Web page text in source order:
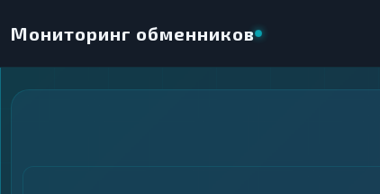
Мониторинг обменников